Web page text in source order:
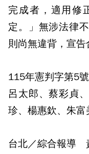
完成者，適用修
定。」無涉法律
則尚無違背，宣告
115年憲判字第5
呂太郎、蔡彩貞
珍、楊惠欽、朱富
台北／綜合報導